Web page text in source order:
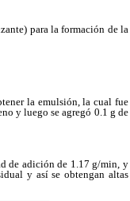
para la formación de la
la emulsión, la cual fue
y luego se agregó 0.1 g de
de adición de 1.17 g/min, y
y así se obtengan altas